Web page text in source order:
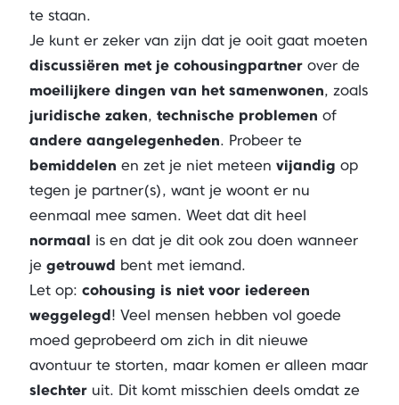
te staan.
Je kunt er zeker van zijn dat je ooit gaat moeten
discussiëren met je cohousingpartnerover de
moeilijkere dingen van het samenwonen, zoals
juridische zaken, technische problemen of
andere aangelegenheden. Probeer te
bemiddelen en zet je niet meteen vijandig op
tegen je partner(s), want je woont er nu
eenmaal mee samen. Weet dat dit heel
normaal is en dat je dit ook zou doen wanneer
je getrouwd bent met iemand.
Let op: cohousing is niet voor iedereen
weggelegd! Veel mensen hebben vol goede
moed geprobeerd om zich in dit nieuwe
avontuur te storten, maar komen er alleen maar
slechteruit. Dit komt misschien deels omdat ze